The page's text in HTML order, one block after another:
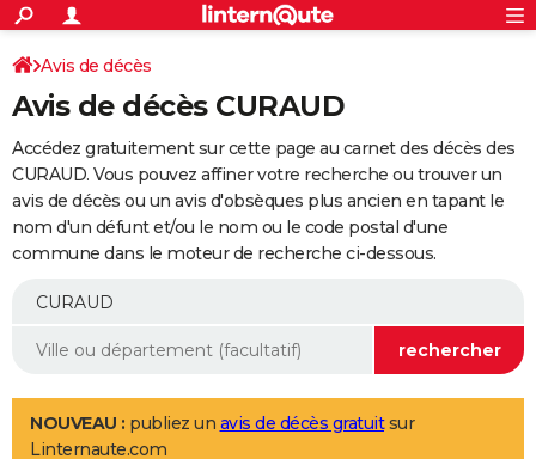
ACTUALITÉS
Politique
Société
Faits Divers
Education
Monde
Villes
+
SPORT
Coupe du monde 2026
Football
Tennis
Cyclisme
Rugby
Forum
Programme TV
TNT
Streaming
Cinéma
Sorties cinéma
Musique
+
FINANCE
Retraite
Epargne
Immobilier
Risques naturels par ville
Banque
Assurance
AUTO
Essais
Réserver un essai
Citadines
Berlines
SUV
Forum auto
+
Mobiles
Meilleur smartphone
Internet
Ordinateurs
Jeux vidéo
Guide high-tech
Aménagement intérieur
LIFESTYLE
Avis de décès
Avis de décès CURAUD
Accédez gratuitement sur cette page au carnet des décès des
CURAUD. Vous pouvez affiner votre recherche ou trouver un
avis de décès ou un avis d'obsèques plus ancien en tapant le
nom d'un défunt et/ou le nom ou le code postal d'une
commune dans le moteur de recherche ci-dessous.
NOUVEAU : publiez un avis de décès gratuitsur
Linternaute.com